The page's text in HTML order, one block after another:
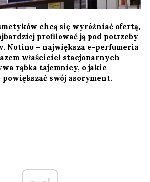
chcą się wyróżniać ofertą,
profilować ją pod potrzeby
Notino – największa e-perfumeria
właściciel stacjonarnych
rąbka tajemnicy, o jakie
swój asoryment.